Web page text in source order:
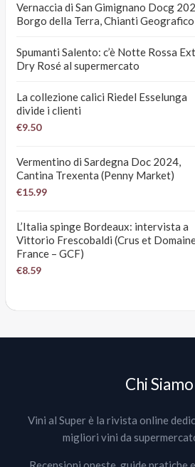
Vernaccia di San Gimignano Docg
Borgo della Terra, Chianti Geografico
Spumanti Salento: c’è Notte Rossa
Dry Rosé al supermercato
La collezione calici Riedel Esselunga
divide i clienti
€9.50
Vermentino di Sardegna Doc 2024,
Cantina Trexenta (Penny Market)
€15.99
L’Italia spinge Bordeaux: intervista a
Vittorio Frescobaldi (Crus et
France – GCF)
€8.59
Chi Siamo
Vini al Super è la rivista online
migliori vini da